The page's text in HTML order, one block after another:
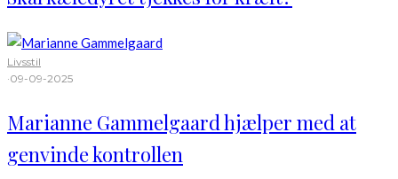
Livsstil
·09-09-2025
Marianne Gammelgaard hjælper med at
genvinde kontrollen